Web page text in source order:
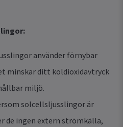
använder förnybar
minskar ditt koldioxidavtryck
miljö.
solcellsljusslingor är
de ingen extern strömkälla,